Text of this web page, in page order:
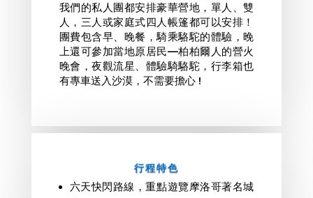
我們的私人團都安排豪華營地，單人、雙
人，三人或家庭式四人帳篷都可以安排！
團費包含早、晚餐，騎乘駱駝的體驗，晚
上還可參加當地原居民—柏柏爾人的營火
晚會，夜觀流星、體驗騎駱駝，行李箱也
有專車送入沙漠，不需要擔心 !
行程特色
六天快閃路線，重點遊覽摩洛哥著名城